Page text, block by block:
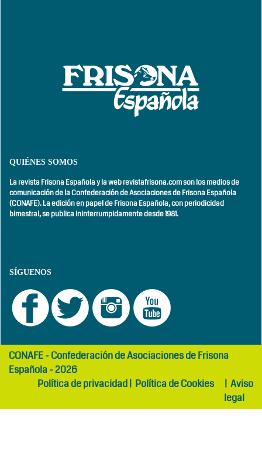
QUIÉNES SOMOS
La revista Frisona Española y la web revistafrisona.com son los medios de
comunicación de la Confederación de Asociaciones de Frisona Española
(CONAFE). La edición en papel de Frisona Española, conperiodicidad
bimestral,se publica ininterrumpidamente desde 1981.
SÍGUENOS
girls
abaya
maltepe
otelCONAFE - Confederación de Asociaciones de Frisona
Española - 2026
Política de privacidad| Política de Cookies | Aviso
legal